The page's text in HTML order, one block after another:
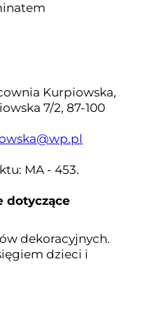
Kurpiowska,
7/2, 87-100
MA - 453.
dotyczące
dekoracyjnych.
dzieci i